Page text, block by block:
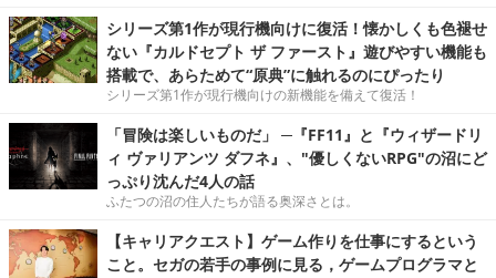
シリーズ第1作が現行機向けに復活！懐かしくも色褪せ
ない『カルドセプト ザ ファースト』遊びやすい機能も
搭載で、あらためて“原典”に触れるのにぴったり
シリーズ第1作が現行機向けの新機能を備えて復活！
「冒険は楽しいものだ」 ─『FF11』と『ウィザードリ
ィ ヴァリアンツ ダフネ』、"優しくないRPG"の沼にど
っぷり沈んだ4人の話
ふたつの沼の住人たちが語る奥深さとは。
【キャリアクエスト】ゲーム作りを仕事にするという
こと。セガの若手の事例に見る，ゲームプログラマと